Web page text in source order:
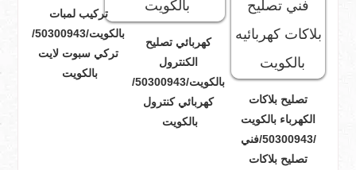
تصليح بلاكات
الكهرباء بالكويت
/50300943/فني
تصليح بلاكات
كهربائي تصليح
الكنترول
بالكويت/50300943/
كهربائي كنترول
بالكويت
تركيب لمبات
بالكويت/50300943/
تركي سبوت لايت
بالكويت